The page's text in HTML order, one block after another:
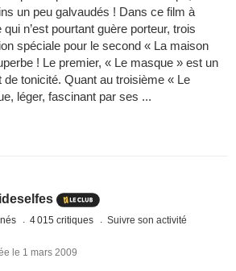
un peu galvaudés ! Dans ce film à
n’est pourtant guère porteur, trois
spéciale pour le second « La maison
! Le premier, « Le masque » est un
de tonicité. Quant au troisième « Le
léger, fascinant par ses ...
4 015 critiques Suivre son activité
le 1 mars 2009